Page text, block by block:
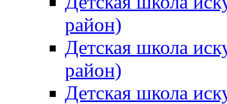
район)
Детская школа
район)
Детская школа